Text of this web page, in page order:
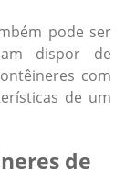
pode ser
dispor de
com
de um
de